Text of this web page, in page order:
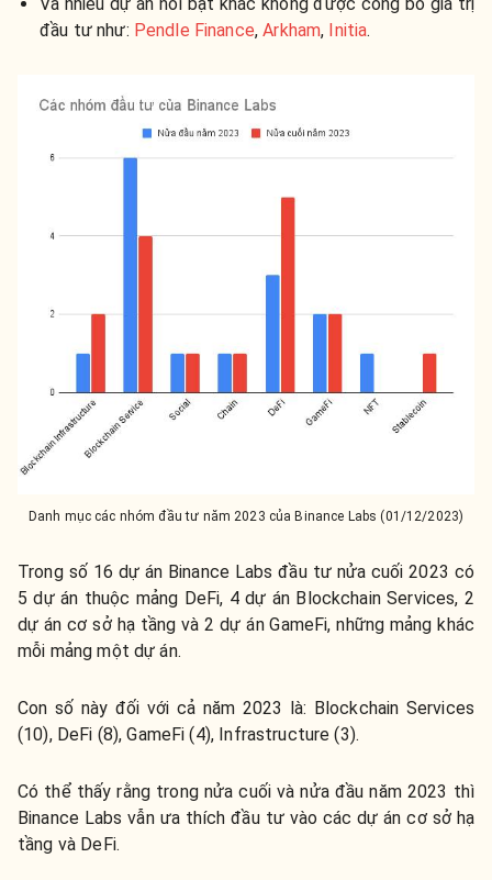
đầu tư như: Pendle Finance,Arkham, Initia.
Danh mục các nhóm đầu tư năm 2023 của Binance Labs (01/12/2023)
Trong số 16 dự án Binance Labs đầu tư nửa cuối 2023 có
5 dự án thuộc mảng DeFi, 4 dự án Blockchain Services, 2
dự án cơ sở hạ tầng và 2 dự án GameFi, những mảng khác
mỗi mảng một dự án.
Con số này đối với cả năm 2023 là: Blockchain Services
(10), DeFi (8), GameFi (4), Infrastructure (3).
Có thể thấy rằng trong nửa cuối và nửa đầu năm 2023 thì
Binance Labs vẫn ưa thích đầu tư vào các dự án cơ sở hạ
tầng và DeFi.